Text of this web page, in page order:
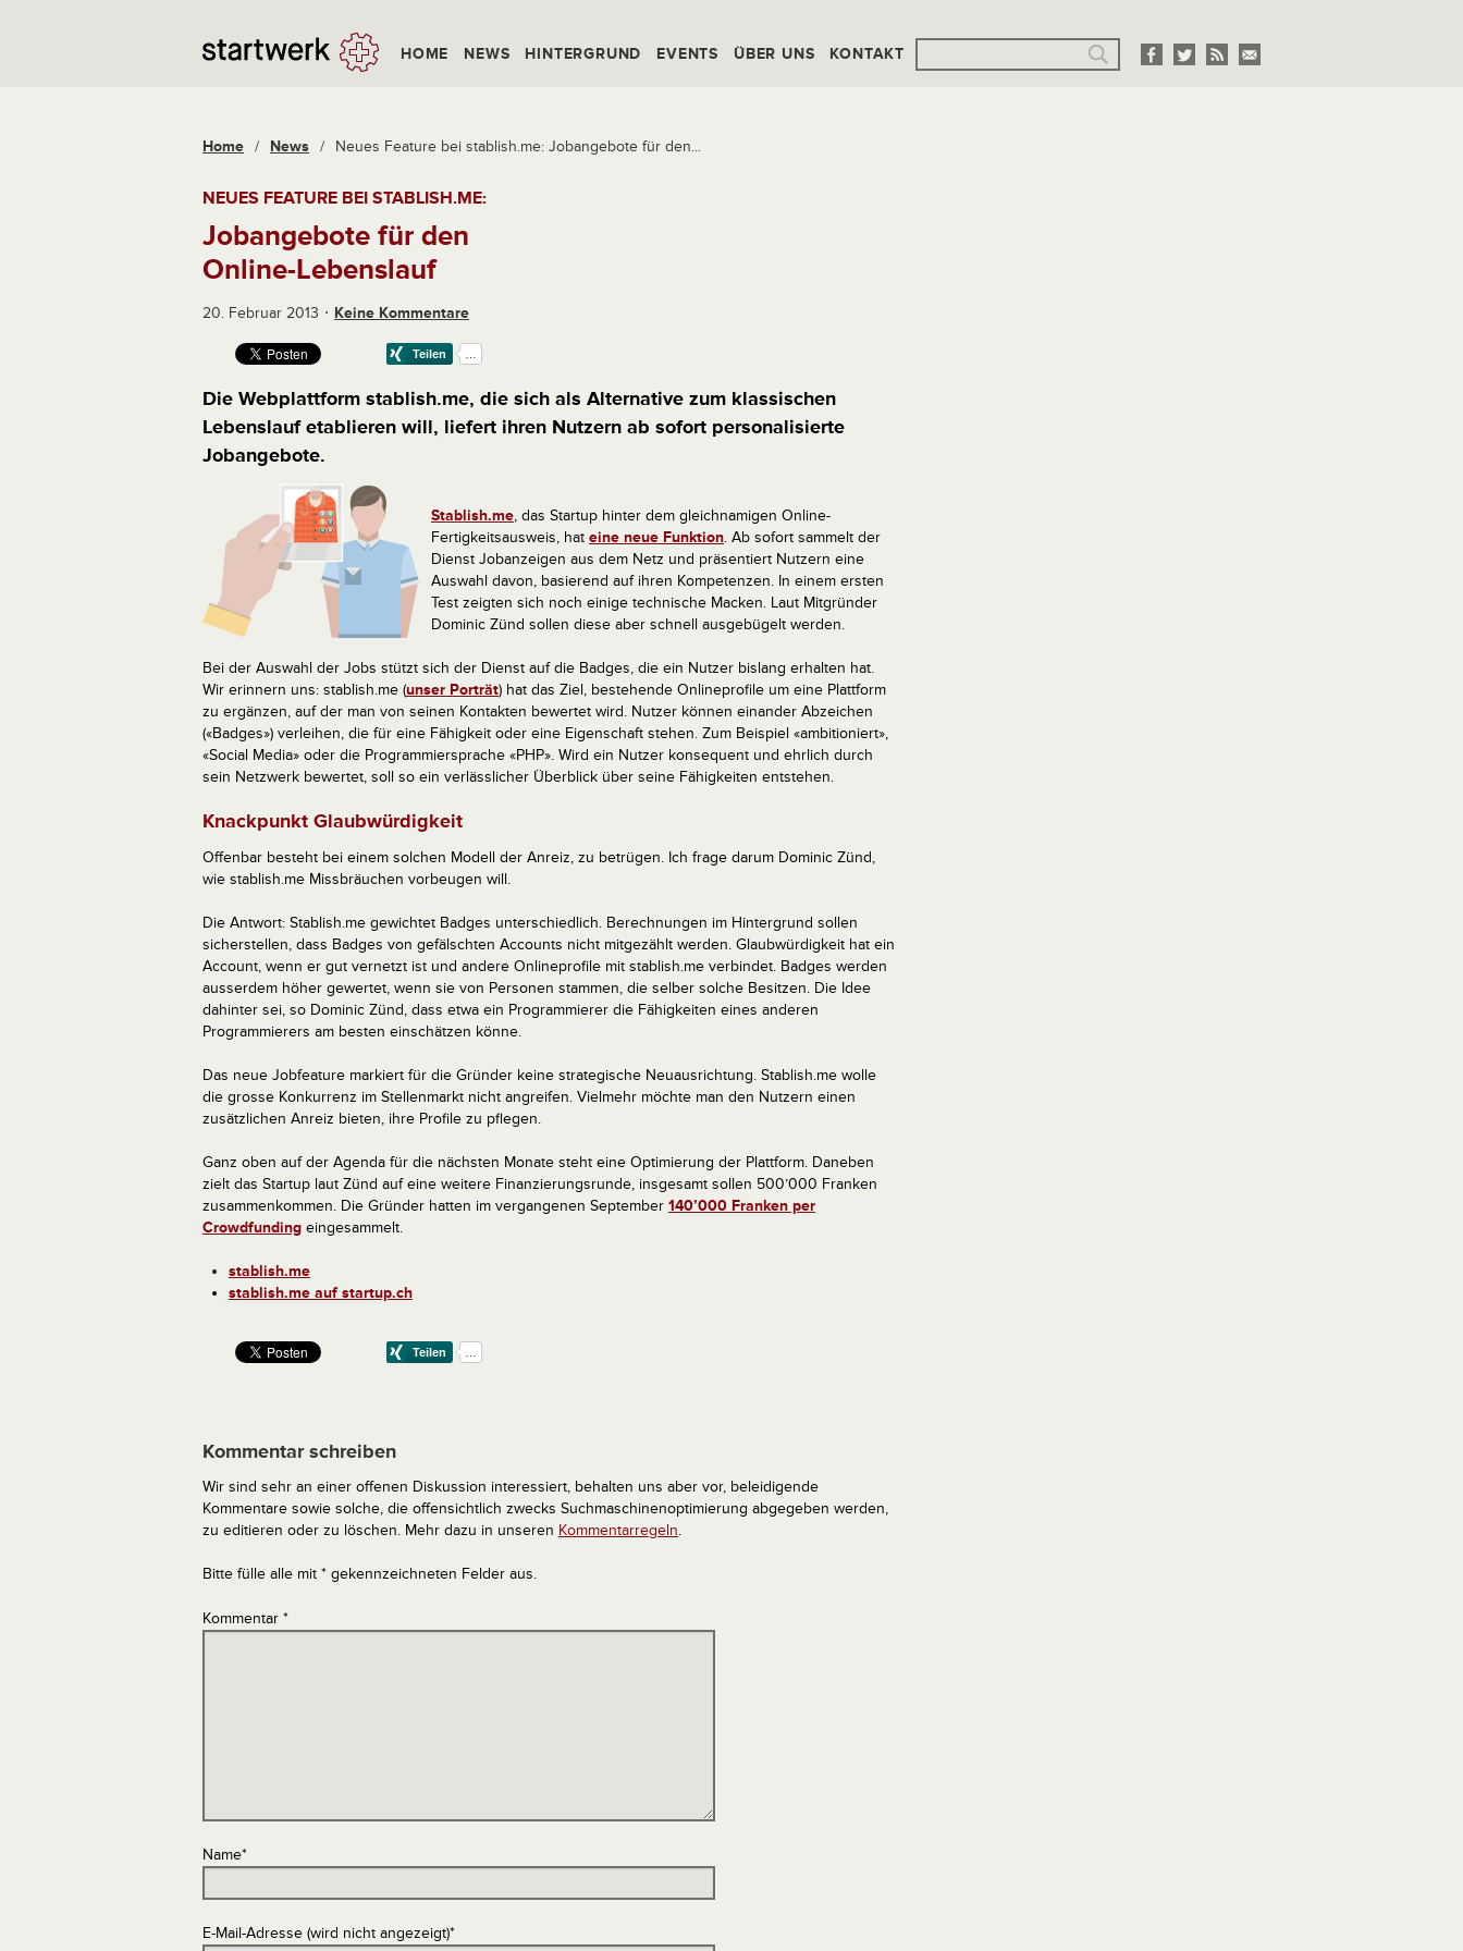
HOME NEWS HINTERGRUND EVENTS ÜBER UNS KONTAKT
Home / News / Neues Feature bei stablish.me: Jobangebote für den...
NEUES FEATURE BEI STABLISH.ME:
Jobangebote für den
Online-Lebenslauf
20. Februar 2013 Keine Kommentare
Die Webplattform stablish.me, die sich als Alternative zum klassischen
Lebenslauf etablieren will, liefert ihren Nutzern ab sofort personalisierte
Jobangebote.
Stablish.me, das Startup hinter dem gleichnamigen Online-
Fertigkeitsausweis, hat eine neue Funktion. Ab sofort sammelt der
Dienst Jobanzeigen aus dem Netz und präsentiert Nutzern eine
Auswahl davon, basierend auf ihren Kompetenzen. In einem ersten
Test zeigten sich noch einige technische Macken. Laut Mitgründer
Dominic Zünd sollen diese aber schnell ausgebügelt werden.
Bei der Auswahl der Jobs stützt sich der Dienst auf die Badges, die ein Nutzer bislang erhalten hat.
Wir erinnern uns: stablish.me (unser Porträt) hat das Ziel, bestehende Onlineprofile um eine Plattform
zu ergänzen, auf der man von seinen Kontakten bewertet wird. Nutzer können einander Abzeichen
(«Badges») verleihen, die für eine Fähigkeit oder eine Eigenschaft stehen. Zum Beispiel «ambitioniert»,
«Social Media» oder die Programmiersprache «PHP». Wird ein Nutzer konsequent und ehrlich durch
sein Netzwerk bewertet, soll so ein verlässlicher Überblick über seine Fähigkeiten entstehen.
Knackpunkt Glaubwürdigkeit
Offenbar besteht bei einem solchen Modell der Anreiz, zu betrügen. Ich frage darum Dominic Zünd,
wie stablish.me Missbräuchen vorbeugen will.
Die Antwort: Stablish.me gewichtet Badges unterschiedlich. Berechnungen im Hintergrund sollen
sicherstellen, dass Badges von gefälschten Accounts nicht mitgezählt werden. Glaubwürdigkeit hat ein
Account, wenn er gut vernetzt ist und andere Onlineprofile mit stablish.me verbindet. Badges werden
ausserdem höher gewertet, wenn sie von Personen stammen, die selber solche Besitzen. Die Idee
dahinter sei, so Dominic Zünd, dass etwa ein Programmierer die Fähigkeiten eines anderen
Programmierers am besten einschätzen könne.
Das neue Jobfeature markiert für die Gründer keine strategische Neuausrichtung. Stablish.me wolle
die grosse Konkurrenz im Stellenmarkt nicht angreifen. Vielmehr möchte man den Nutzern einen
zusätzlichen Anreiz bieten, ihre Profile zu pflegen.
Ganz oben auf der Agenda für die nächsten Monate steht eine Optimierung der Plattform. Daneben
zielt das Startup laut Zünd auf eine weitere Finanzierungsrunde, insgesamt sollen 500’000 Franken
zusammenkommen. Die Gründer hatten im vergangenen September 140’000 Franken per
Crowdfunding eingesammelt.
stablish.me
stablish.me auf startup.ch
Kommentar schreiben
Wir sind sehr an einer offenen Diskussion interessiert, behalten uns aber vor, beleidigende
Kommentare sowie solche, die offensichtlich zwecks Suchmaschinenoptimierung abgegeben werden,
zu editieren oder zu löschen. Mehr dazu in unseren Kommentarregeln.
Bitte fülle alle mit * gekennzeichneten Felder aus.
Kommentar *
Name*
E-Mail-Adresse (wird nicht angezeigt)*